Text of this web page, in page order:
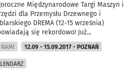
Międzynarodowe Targi Maszyn i
dla Przemysłu Drzewnego i
DREMA (12-15 września)
się rekordowo! Już...
12.09 - 15.09.2017 - POZNAŃ